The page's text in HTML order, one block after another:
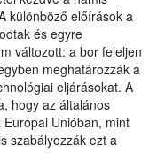
különböző előírások a
és egyre
változott: a bor feleljen
meghatározzák a
eljárásokat. A
hogy az általános
Unióban, mint
szabályozzák ezt a